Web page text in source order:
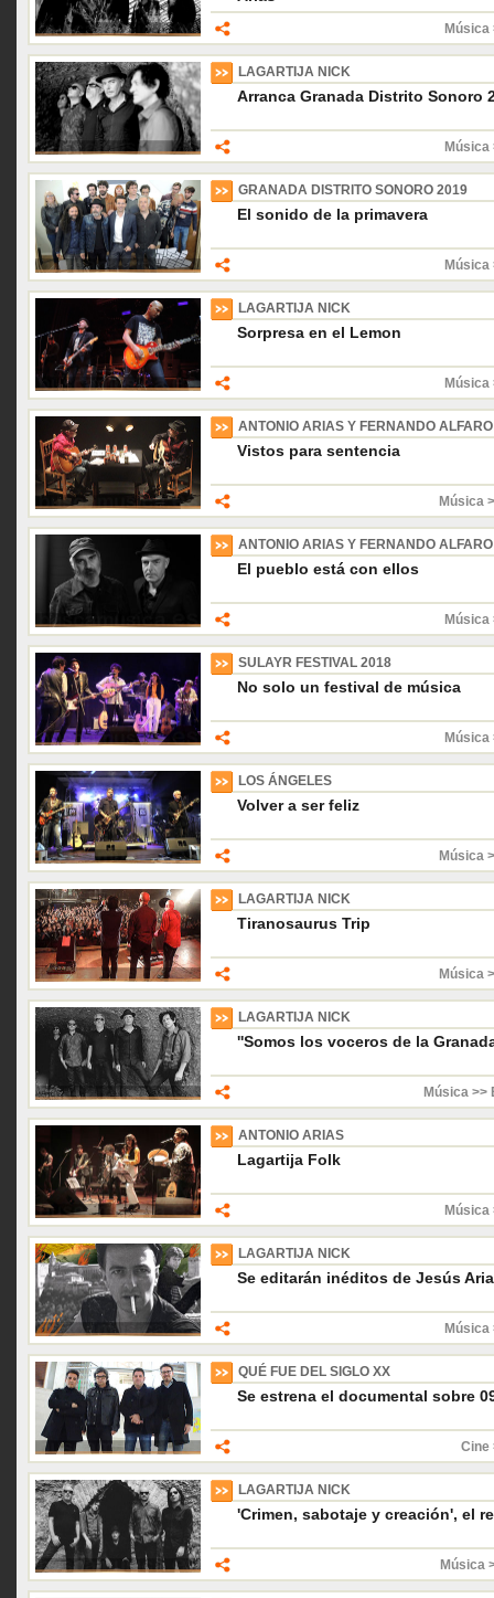
Música
LAGARTIJA NICK
Arranca Granada Distrito Sonoro
Música
GRANADA DISTRITO SONORO 2019
El sonido de la primavera
Música
LAGARTIJA NICK
Sorpresa en el Lemon
Música
ANTONIO ARIAS Y FERNANDO ALFARO
Vistos para sentencia
Música
ANTONIO ARIAS Y FERNANDO ALFARO
El pueblo está con ellos
Música
SULAYR FESTIVAL 2018
No solo un festival de música
Música
LOS ÁNGELES
Volver a ser feliz
Música
LAGARTIJA NICK
Tiranosaurus Trip
Música
LAGARTIJA NICK
''Somos los voceros de la
Música >>
ANTONIO ARIAS
Lagartija Folk
Música
LAGARTIJA NICK
Se editarán inéditos de Jesús
Música
QUÉ FUE DEL SIGLO XX
Se estrena el documental sobre
Cine
LAGARTIJA NICK
'Crimen, sabotaje y creación', el
Música